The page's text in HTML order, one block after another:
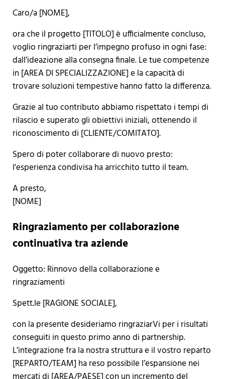
Caro/a [NOME],
ora che il progetto [TITOLO] è ufficialmente concluso,
voglio ringraziarti per l’impegno profuso in ogni fase:
dall’ideazione alla consegna finale. Le tue competenze
in [AREA DI SPECIALIZZAZIONE] e la capacità di
trovare soluzioni tempestive hanno fatto la differenza.
Grazie al tuo contributo abbiamo rispettato i tempi di
rilascio e superato gli obiettivi iniziali, ottenendo il
riconoscimento di [CLIENTE/COMITATO].
Spero di poter collaborare di nuovo presto:
l’esperienza condivisa ha arricchito tutto il team.
A presto,
[NOME]
Ringraziamento per collaborazione
continuativa tra aziende
Oggetto: Rinnovo della collaborazione e
ringraziamenti
Spett.le [RAGIONE SOCIALE],
con la presente desideriamo ringraziarVi per i risultati
conseguiti in questo primo anno di partnership.
L’integrazione fra la nostra struttura e il vostro reparto
[REPARTO/TEAM] ha reso possibile l’espansione nei